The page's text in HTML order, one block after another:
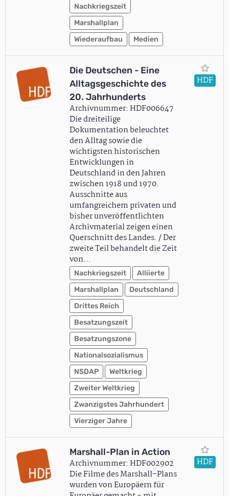
Nachkriegszeit
Marshallplan
Wiederaufbau
Medien
Die Deutschen - Eine
Alltagsgeschichte des
20. Jahrhunderts
Archivnummer: HDF006647
Die dreiteilige
Dokumentation beleuchtet
den Alltag sowie die
wichtigsten historischen
Entwicklungen in
Deutschland in den Jahren
zwischen 1918 und 1970.
Ausschnitte aus
umfangreichem privaten und
bisher unveröffentlichten
Archivmaterial zeigen einen
Querschnitt des Landes. / Der
zweite Teil behandelt die Zeit
von…
Nachkriegszeit
Alliierte
Marshallplan
Deutschland
Drittes Reich
Besatzungszeit
Besatzungszone
Nationalsozialismus
NSDAP
Weltkrieg
Zweiter Weltkrieg
Zwanzigstes Jahrhundert
Vierziger Jahre
HDF
Marshall-Plan in Action
Archivnummer: HDF002902
Die Filme des Marshall-Plans
wurden von Europäern für
HDF